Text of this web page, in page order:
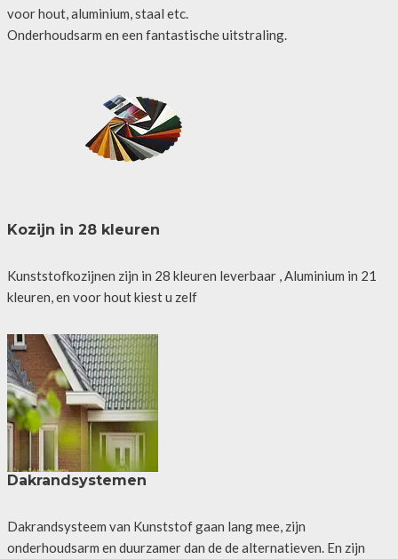
voor hout, aluminium, staal etc.
Onderhoudsarm en een fantastische uitstraling.
Kozijn in 28 kleuren
Kunststofkozijnen zijn in 28 kleuren leverbaar , Aluminium in 21
kleuren, en voor hout kiest u zelf
Dakrandsystemen
Dakrandsysteem van Kunststof gaan lang mee, zijn
onderhoudsarm en duurzamer dan de de alternatieven. En zijn